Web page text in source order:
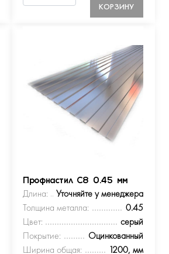
КОРЗИНУ
Профнастил С8 0.45 мм
Длина:
Уточняйте у менеджера
Толщина металла:
0.45
Цвет:
серый
Покрытие:
Оцинкованный
Ширина общая:
1200, мм